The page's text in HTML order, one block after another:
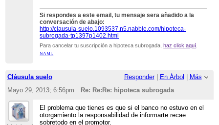
Si respondes a este email, tu mensaje sera añadido a la
conversación de abajo:
http://clausula-suelo.1093537.n5.nabble.com/hipoteca-
subrogada-tp1397p1402.html
Para cancelar tu suscripción a hipoteca subrogada,haz click aquí
NAML
Cláusula suelo Responder| En Árbol
Más
Mayo 29, 2013; 6:56pm
Re: Re:Re: hipoteca subrogada
El problema que tienes es que si el banco no estuvo en el
otorgamiento la responsabilidad de informarte recae
sobretodo en el promotor.